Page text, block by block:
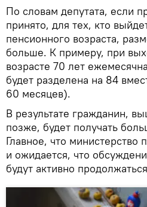
По словам депутата, если
принято, для тех, кто
пенсионного возраста,
больше. К примеру, при
возрасте 70 лет
будет разделена на 84
60 месяцев).
В результате гражданин,
позже, будет получать
Главное, что министерство
и ожидается, что
будут активно